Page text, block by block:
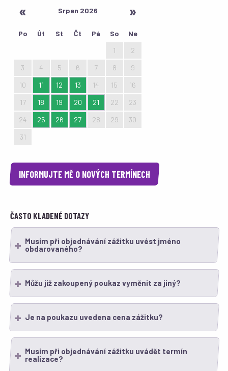
Srpen 2026
Po Út St Čt Pá So
Ne
1
2
3
4 5 6 7 8
9
10
11 12 13 14 15
16
17
18 19 20 21 22
23
24
25 26 27 28 29
30
31
INFORMUJTE MĚ O NOVÝCH TERMÍNECH
ČASTO KLADENÉ DOTAZY
Musím při objednávání zážitku uvést jméno
obdarovaného?
Můžu již zakoupený poukaz vyměnit za jiný?
Je na poukazu uvedena cena zážitku?
Musím při objednávání zážitku uvádět termín
realizace?